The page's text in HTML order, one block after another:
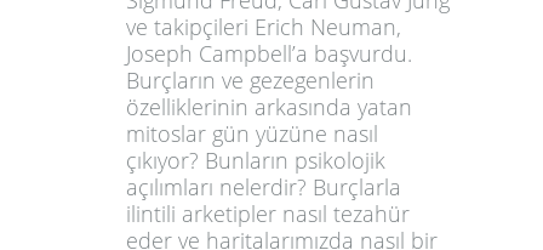
ve takipçileri Erich Neuman,
Joseph Campbell’a başvurdu.
Burçların ve gezegenlerin
özelliklerinin arkasında yatan
mitoslar gün yüzüne nasıl
çıkıyor? Bunların psikolojik
açılımları nelerdir? Burçlarla
ilintili arketipler nasıl tezahür
eder ve haritalarımızda nasıl bir